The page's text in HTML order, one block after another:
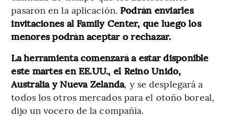
pasaron en la aplicación. Podrán enviarles
invitaciones al Family Center, que luego los
menores podrán aceptar o rechazar.
La herramienta comenzará a estar disponible
este martes en EE.UU., el Reino Unido,
Australia y Nueva Zelanda, y se desplegará a
todos los otros mercados para el otoño boreal,
dijo un vocero de la compañía.